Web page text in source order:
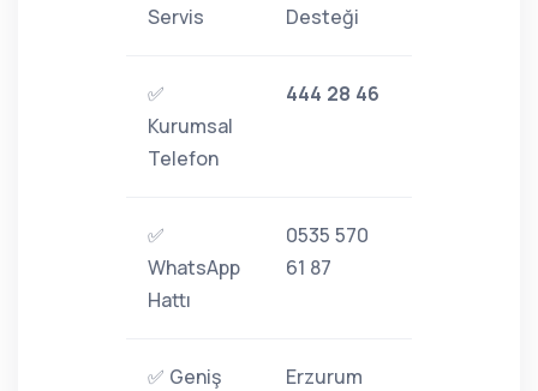
Servis
Desteği
✅
Kurumsal
Telefon
444 28 46
✅
WhatsApp
Hattı
0535 570
61 87
✅ Geniş
Erzurum